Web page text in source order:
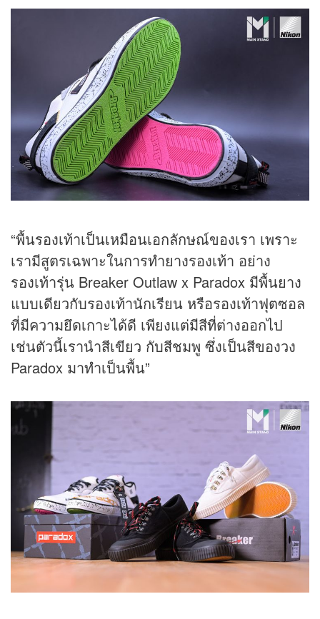
“พื้นรองเท้าเป็นเหมือนเอกลักษณ์ของเรา เพราะ
เรามีสูตรเฉพาะในการทำยางรองเท้า อย่าง
รองเท้ารุ่น Breaker Outlaw x Paradox มีพื้นยาง
แบบเดียวกับรองเท้านักเรียน หรือรองเท้าฟุตซอล
ที่มีความยึดเกาะได้ดี เพียงแต่มีสีที่ต่างออกไป
เช่นตัวนี้เรานำสีเขียว กับสีชมพู ซึ่งเป็นสีของวง
Paradox มาทำเป็นพื้น”